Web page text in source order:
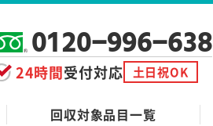
0120-996-638
24時間受付対応 土日祝OK
回収対象品目一覧